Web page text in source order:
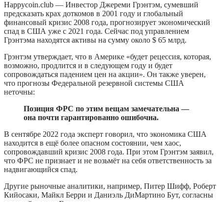
Happycoin.club — Инвестор Джереми Грэнтэм, сумевший
предсказать крах доткомов в 2001 году и глобальный
финансовый кризис 2008 года, прогнозирует экономический
спад в США уже с 2021 года. Сейчас под управлением
Грэнтэма находятся активы на сумму около $ 65 млрд.
Грэнтэм утверждает, что в Америке «будет рецессия, которая,
возможно, продлится и в следующем году и будет
сопровождаться падением цен на акции». Он также уверен,
что прогнозы Федеральной резервной системы США
неточны:
Позиция ФРС по этим вещам замечательна —
она почти гарантированно ошибочна.
В сентябре 2022 года эксперт говорил, что экономика США
находится в ещё более опасном состоянии, чем хаос,
сопровождавший кризис 2008 года. При этом Грэнтэм заявил,
что ФРС не признает и не возьмёт на себя ответственность за
надвигающийся спад.
Другие рыночные аналитики, например, Питер Шифф, Роберт
Кийосаки, Майкл Берри и Даниэль ДиМартино Бут, согласны